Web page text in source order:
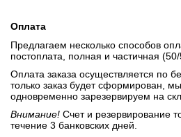
Оплата
Предлагаем несколько способов
постоплата, полная и частичная
Оплата заказа осуществляется по
только заказ будет сформирован,
одновременно зарезервируем на
Внимание! Счет и резервирование
течение 3 банковских дней.